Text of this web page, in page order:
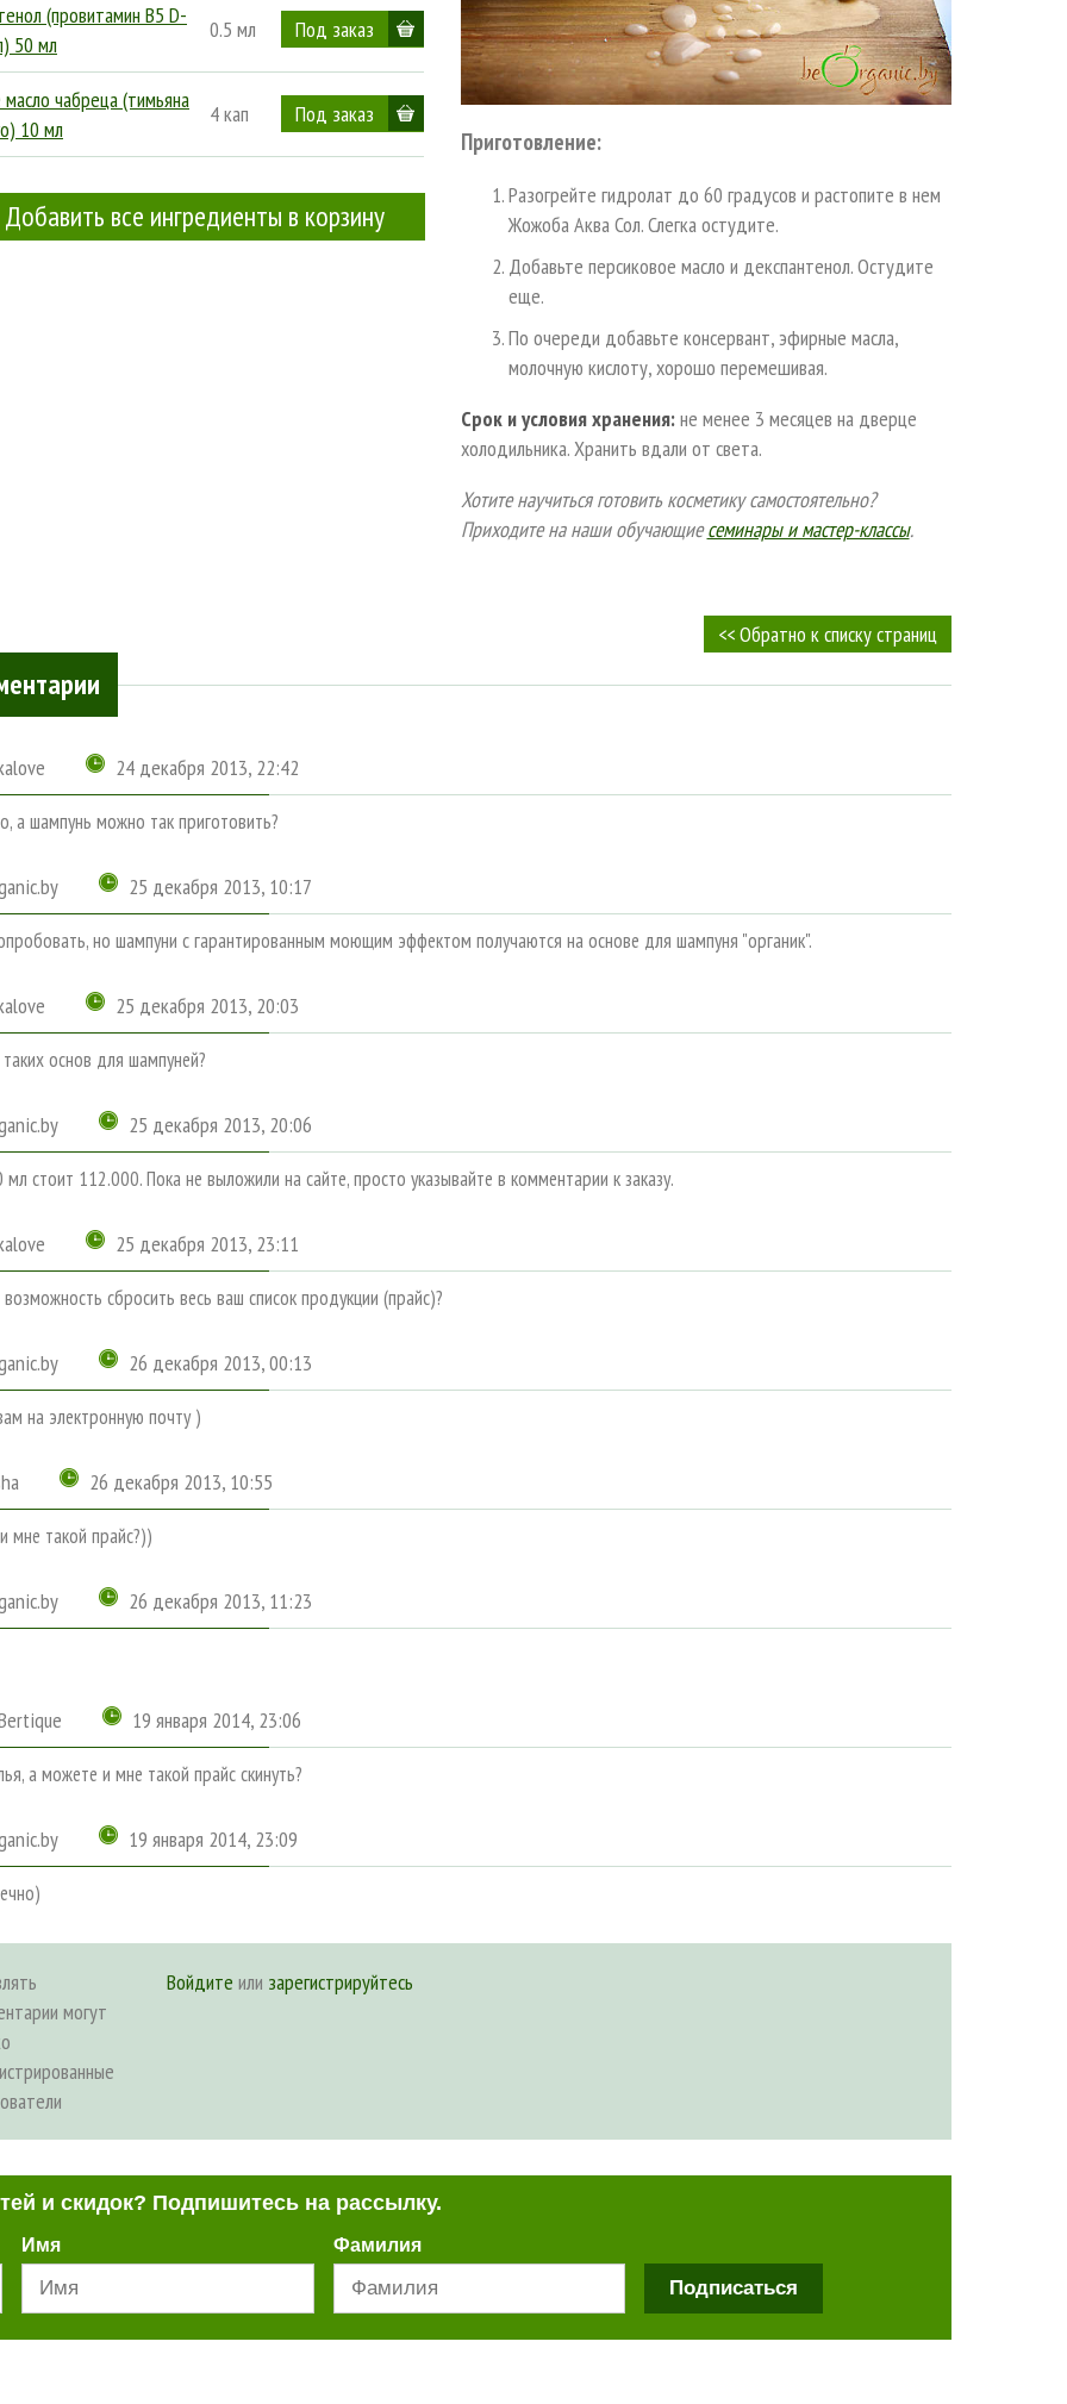
(провитамин В5 D-
50 мл
0.5 мл
чабреца (тимьяна
10 мл
4 кап
Добавить все ингредиенты в корзину
Приготовление:
Разогрейте гидролат до 60 градусов и растопите в нем
Жожоба Аква Сол. Слегка остудите.
Добавьте персиковое масло и декспантенол. Остудите
еще.
По очереди добавьте консервант, эфирные масла,
молочную кислоту, хорошо перемешивая.
Срок и условия хранения:не менее 3 месяцев на дверце
холодильника. Хранить вдали от света.
Хотите научиться готовить косметику самостоятельно?
Приходите на наши обучающиесеминары и мастер-классы.
24 декабря 2013, 22:42
а шампунь можно так приготовить?
25 декабря 2013, 10:17
но шампуни с гарантированным моющим эффектом получаются на основе для шампуня "органик".
25 декабря 2013, 20:03
основ для шампуней?
25 декабря 2013, 20:06
мл стоит 112.000. Пока не выложили на сайте, просто указывайте в комментарии к заказу.
25 декабря 2013, 23:11
сбросить весь ваш список продукции (прайс)?
26 декабря 2013, 00:13
на электронную почту )
26 декабря 2013, 10:55
мне такой прайс?))
26 декабря 2013, 11:23
19 января 2014, 23:06
а можете и мне такой прайс скинуть?
19 января 2014, 23:09
могут
Войдите или зарегистрируйтесь
и скидок? Подпишитесь на рассылку.
Имя Фамилия
Подписаться